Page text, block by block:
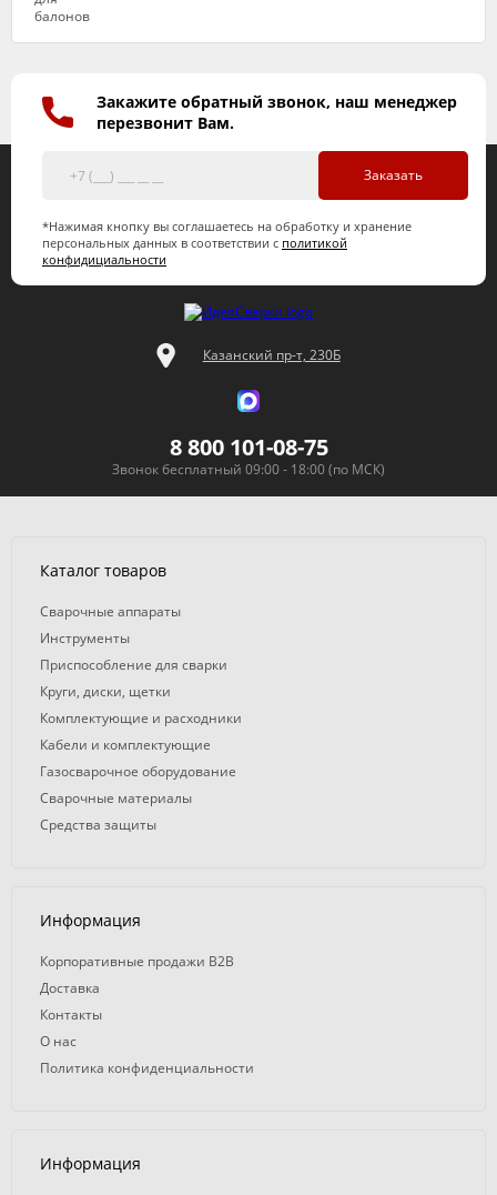
Закажите обратный звонок, наш менеджер
перезвонит Вам.
Заказать
*Нажимая кнопку вы соглашаетесь на обработку и хранение
персональных данных в соответствии с политикой
конфидициальности
Казанский пр-т, 230Б
8 800 101-08-75
Звонок бесплатный 09:00 - 18:00 (по МСК)
Каталог товаров
Сварочные аппараты
Инструменты
Приспособление для сварки
Круги, диски, щетки
Комплектующие и расходники
Кабели и комплектующие
Газосварочное оборудование
Сварочные материалы
Средства защиты
Информация
Корпоративные продажи B2B
Доставка
Контакты
О нас
Политика конфиденциальности
Информация